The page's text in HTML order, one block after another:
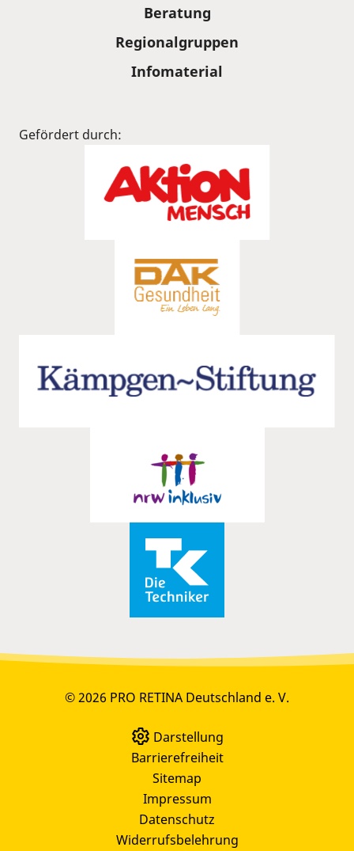
Beratung
Regionalgruppen
Infomaterial
Gefördert durch:
© 2026 PRO RETINA Deutschland e. V.
Darstellung
Barrierefreiheit
Sitemap
Impressum
Datenschutz
Widerrufsbelehrung